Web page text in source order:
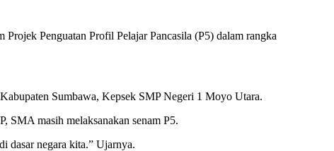
Penguatan Profil Pelajar Pancasila (P5) dalam rangka
Sumbawa, Kepsek SMP Negeri 1 Moyo Utara.
masih melaksanakan senam P5.
dasar negara kita.” Ujarnya.